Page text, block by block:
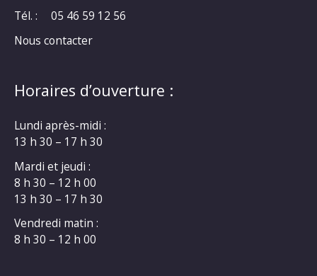
Tél. :
05 46 59 12 56
Nous contacter
Horaires d’ouverture :
Lundi après-midi :
13 h 30 – 17 h 30
Mardi et jeudi :
8 h 30 – 12 h 00
13 h 30 – 17 h 30
Vendredi matin :
8 h 30 – 12 h 00